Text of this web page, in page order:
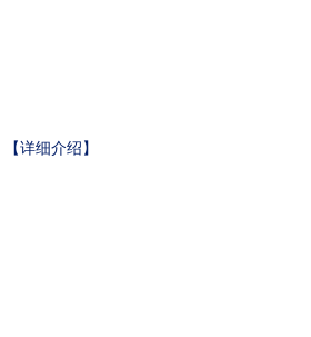
【详细介绍】